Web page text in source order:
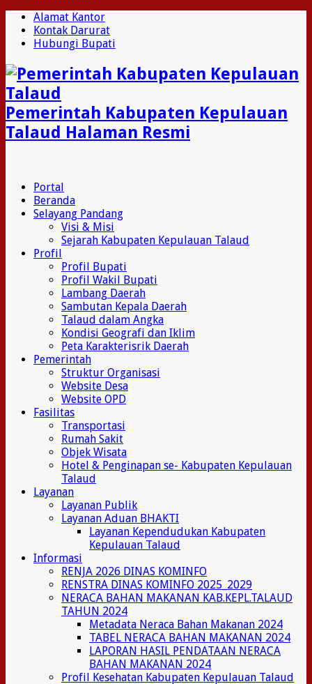
Alamat Kantor
Kontak Darurat
Hubungi Bupati
Pemerintah Kabupaten Kepulauan
Talaud Halaman Resmi
Portal
Beranda
Selayang Pandang
Visi & Misi
Sejarah Kabupaten Kepulauan Talaud
Profil
Profil Bupati
Profil Wakil Bupati
Lambang Daerah
Sambutan Kepala Daerah
Talaud dalam Angka
Kondisi Geografi dan Iklim
Peta Karakterisrik Daerah
Pemerintah
Struktur Organisasi
Website Desa
Website OPD
Fasilitas
Transportasi
Rumah Sakit
Objek Wisata
Hotel & Penginapan se- Kabupaten Kepulauan
Talaud
Layanan
Layanan Publik
Layanan Aduan BHAKTI
Layanan Kependudukan Kabupaten
Kepulauan Talaud
Informasi
RENJA 2026 DINAS KOMINFO
RENSTRA DINAS KOMINFO 2025_2029
NERACA BAHAN MAKANAN KAB.KEPL.TALAUD
TAHUN 2024
Metadata Neraca Bahan Makanan 2024
TABEL NERACA BAHAN MAKANAN 2024
LAPORAN HASIL PENDATAAN NERACA
BAHAN MAKANAN 2024
Profil Kesehatan Kabupaten Kepulauan Talaud